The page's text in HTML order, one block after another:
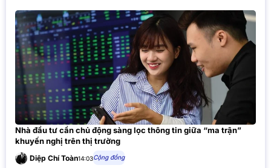
Nhà đầu tư cần chủ động sàng lọc thông tin giữa “ma trận”
khuyến nghị trên thị trường
Diệp Chí Toàn14:03Cộng đồng